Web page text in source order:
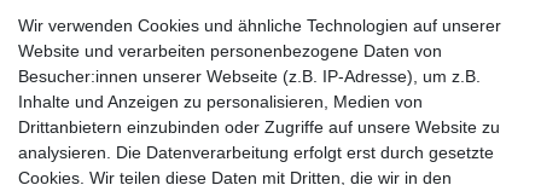
Wir verwenden Cookies und ähnliche Technologien auf unserer
Website und verarbeiten personenbezogene Daten von
Besucher:innen unserer Webseite (z.B. IP-Adresse), um z.B.
Inhalte und Anzeigen zu personalisieren, Medien von
Drittanbietern einzubinden oder Zugriffe auf unsere Website zu
analysieren. Die Datenverarbeitung erfolgt erst durch gesetzte
Cookies. Wir teilen diese Daten mit Dritten, die wir in den
Service
Zahlungarten
Versandkosten